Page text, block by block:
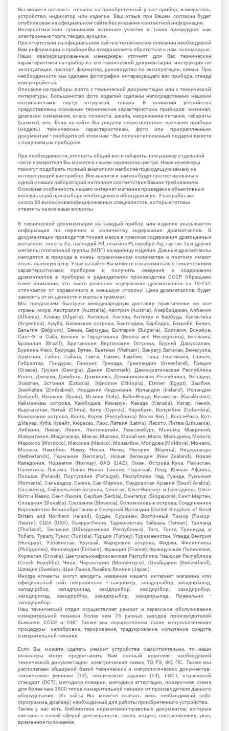
Вы можете оставить отзывы на приобретенный у нас прибор, измеритель,
устройство, индикатор или изделие. Ваш отзыв при Вашем согласии будет
опубликован на официальном сайте без указания контактной информации.
Интернет-магазин принимаем активное участие в таких процедурах как
электронные торги, тендер, аукцион.
При отсутствии на официальном сайте в техническом описании необходимой
Вам информации о приборе Вы всегда можете обратиться к нам за помощью.
Наши квалифицированные менеджеры уточнят для Вас технические
характеристики на прибор из его технической документации: инструкция по
эксплуатации, паспорт, формуляр, руководство по эксплуатации, схемы. При
необходимости мы сделаем фотографии интересующего вас прибора, стенда
или устройства.
Описание на приборы взято с технической документации или с технической
литературы. Большинство фото изделий сделаны непосредственно нашими
специалистами перед отгрузкой товара. В описании устройства
предоставлены основные технические характеристики приборов: номинал,
диапазон измерения, класс точности, шкала, напряжение питания, габариты
(размер), вес. Если на сайте Вы увидели несоответствие названия прибора
(модель) техническим характеристикам, фото или прикрепленным
документам - сообщите об этом нам - Вы получите полезный подарок вместе
с покупаемым прибором.
При необходимости, уточнить общий вес и габариты или размер отдельной
части измерителя Вы можете в нашем сервисном центре. Наши инженеры
помогут подобрать полный аналог или наиболее подходящую замену на
интересующий вас прибор. Все аналоги и замена будут протестированы в
одной с наших лабораторий на полное соответствие Вашим требованиям.
Основная особенность нашего интернет магазина проведение объективных
консультаций при выборе необходимого оборудования. У нас работают
около 20 высококвалифицированных специалистов, которые готовы
ответить на все ваши вопросы.
В технической документации на каждый прибор или изделие указывается
информация по перечню и количеству содержания драгметаллов. В
документации приводится точная масса в граммах содержания драгоценных
металлов: золото Au, палладий Pd, платина Pt, серебро Ag, тантал Ta и другие
металлы платиновой группы (МПГ) на единицу изделия. Данные драгметаллы
находятся в природе в очень ограниченном количестве и поэтому имеют
столь высокую цену. У нас на сайте Вы можете ознакомиться с техническими
характеристиками приборов и получить сведения о содержании
драгметаллов в приборах и радиодеталях производства СССР. Обращаем
ваше внимание, что часто реальное содержание драгметаллов на 10-25%
отличается от справочного в меньшую сторону! Цена драгметаллов будет
зависить от их ценности и массы в граммах.
Мы предлагаем быструю международную доставку практически во все
страны мира: Австралия (Australia), Австрия (Austria), Азербайджан, Албания
(Albania), Алжир (Algeria), Ангилья, Ангола, Антигуа и Барбуда, Аргентина
(Argentina), Аруба, Багамские острова, Бангладеш, Барбадос, Бахрейн, Белиз,
Бельгия (Belgium), Бенин, Бермуды, Болгария (Bulgaria), Боливия, Бонайре,
Синт-Э. и Саба, Босния и Герцеговина (Bosnia and Herzegovina), Ботсвана,
Бразилия (Brazil), Британские Виргинские Острова, Бруней Даруссалам,
Буркина Фасо, Бурунди, Бутан, Вьетнам (Vietnam), Вануату, Ватикан, Венесуэла,
Армения, Габон, Гайана, Гаити, Гамия, Гамбия, Гана, Гватемала, Гвинея,
Гибралтар, Гондурас, Гонконг, Гренада, Гренландия (Greenland), Греция
(Greece), Грузия (Georgia), Дания (Denmark), Демократическая Республика
Конго, Джерси, Джибути, Доминика, Доминиканская Республика, Эквадор,
Эсватин, Эстония (Estonia), Эфиопия (Ethiopia), Египет (Egypt), Замбия,
Зимбабве (Zimbabwe), Иордания Индонезия, Ирландия (Ireland), Исландия
(Iceland), Испания (Spain), Италия (Italy), Кабо-Верде, Казахстан (Kazakhstan),
Каймановы острова, Камбоджа, Камерун, Канада (Canada), Катар, Кения,
Кыргызстан, Китай (China), Кипр (Cyprus), Кирибати, Колумбия (Colombia),
Коморские острова, Конго, Корея (Республика) (Korea Rep.), Коста-Рика, Кот-
д'Ивуар, Куба, Кувейт, Кюрасао, Лаос, Латвия (Latvia), Лесото, Литва (Lithuania),
Либерия, Ливан, Ливия, Лихтенштейн, Люксембург, Мьянма, Маврикий,
Мавритания, Мадагаскар, Макао, Малави, Малайзия, Мали, Мальдивы, Мальта,
Марокко (Morocco), Мексика (Mexico), Мозамбик, Молдова (Moldova), Монако,
Монако, Намибия, Науру, Непал, Нигер, Нигерия (Nigeria), Нидерланды
(Netherlands), Германия (Germany), Новая Зеландия (New Zealand), Новая
Каледония, Норвегия (Norway), ОАЭ (UAE), Оман, Острова Кука, Пакистан,
Палестина, Панама, Папуа Новая Гвинея, Парагвай, Перу, Южная Африка,
Польша (Poland), Португалия (Portugal), Республика Чад, Руанда, Румыния
(Romania), Сальвадор, Самоа, Сан-Марино, Саудовская Аравия (Saudi Arabia),
Свазиленд, Сейшельские острова, Сенегал, Сент-Винсент и Гренадины, Сент-
Китс и Невис, Сент-Люсия, Сербия (Serbia), Сингапур (Singapore), Синт-Мартен,
Словакия (Slovakia), Словения (Slovenia), Соломоновые острова, Соединенное
Королевство Великобритании и Северной Ирландии (United Kingdom of Great
Britain and Northern Ireland), Судан, Суринам, Восточный Тимор (Тимор-
Лешти), США (USA), Сьерра-Леоне, Таджикистан, Тайвань (Taiwan), Таиланд
(Thailand), Танзания (Объединенная Республика), Того, Тонга, Тринидад и
Тобаго, Тувалу, Тунис (Tunisia), Турция (Turkey), Туркменистан, Уганда, Венгрия
(Hungary), Узбекистан, Уругвай, Фарерские острова, Фиджи, Филиппины
(Philippines), Финляндия (Finland), Франция (France), Французская Полинезия,
Хорватия (Croatia), Центральноафриканская Республика, Чешская Республика
(Czech Republic), Чили, Черногория (Montenegro), Швейцария (Switzerland),
Швеция (Sweden), Шри-Ланка, Ямайка, Япония (Japan).
Иногда клиенты могут вводить название нашего интернет магазина или
официальный сайт неправильно - например, западпрыбор, западпрылад,
западпрібор, западприлад, західприбор, західпрібор, захидприбор,
захидприлад, захидпрібор, захидпрыбор, захидпрылад. Правильно -
западприбор.
Наш технический отдел осуществляет ремонт и сервисное обслуживание
измерительной техники более чем 75 разных заводов производителей
бывшего СССР и СНГ. Также мы осуществляем такие метрологические
процедуры: калибровка, тарирование, градуирование, испытание средств
измерительной техники.
Если Вы можете сделать ремонт устройства самостоятельно, то наши
инженеры могут предоставить Вам полный комплект необходимой
технической документации: электрическая схема, ТО, РЭ, ФО, ПС. Также мы
располагаем обширной базой технических и метрологических документов:
технические условия (ТУ), техническое задание (ТЗ), ГОСТ, отраслевой
стандарт (ОСТ), методика поверки, методика аттестации, поверочная схема
для более чем 3500 типов измерительной техники от производителя данного
оборудования. Из сайта Вы можете скачать весь необходимый софт
(программа, драйвер) необходимый для работы приобретенного устройства.
Также у нас есть библиотека нормативно-правовых документов, которые
связаны с нашей сферой деятельности: закон, кодекс, постановление, указ,
временное положение.